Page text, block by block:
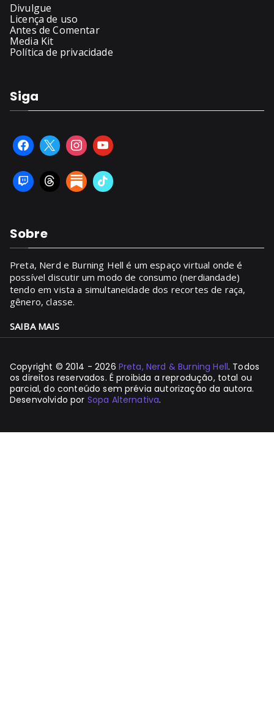
Divulgue
Licença de uso
Antes de Comentar
Media Kit
Política de privacidade
Siga
Sobre
Preta, Nerd e Burning Hell é um espaço virtual onde é
possível discutir um modo de consumo (nerdiandade)
tendo em vista a simultaneidade dos recortes de raça,
gênero, classe.
SAIBA MAIS
Copyright © 2014 - 2026 Preta, Nerd & Burning Hell. Todos
os direitos reservados. É proibida a reprodução, total ou
parcial, do conteúdo sem prévia autorização da autora.
Desenvolvido por Sopa Alternativa.